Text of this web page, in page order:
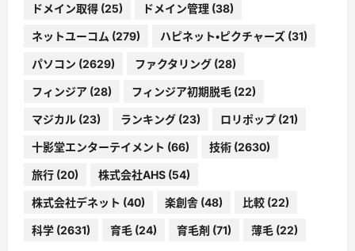
ドメイン取得 (25) ドメイン管理 (38)
ネットユーコム (279) ハピネット・ピクチャーズ (31)
パソコン (2629) ファクタリング (28)
フィンジア (28) フィンジア初期脱毛 (22)
マジカル (23) ランキング (23) ロリポップ (21)
十影堂エンターテイメント (66) 技術 (2630)
旅行 (20) 株式会社AHS (54)
株式会社デネット (40) 楽創舎 (48) 比較 (22)
科学 (2631) 育毛 (24) 育毛剤 (71) 薄毛 (22)